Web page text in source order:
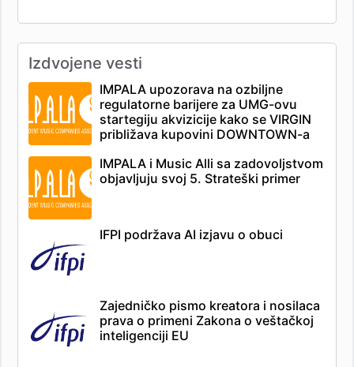
Izdvojene vesti
IMPALA upozorava na ozbiljne
regulatorne barijere za UMG-ovu
startegiju akvizicije kako se VIRGIN
približava kupovini DOWNTOWN-a
IMPALA i Music Alli sa zadovoljstvom
objavljuju svoj 5. Strateški primer
IFPI podržava AI izjavu o obuci
Zajedničko pismo kreatora i nosilaca
prava o primeni Zakona o veštačkoj
inteligenciji EU